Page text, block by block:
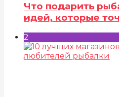
Что подарить
идей, которые
2